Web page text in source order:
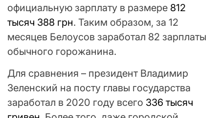
официальную зарплату в размере 812
тысяч 388 грн. Таким образом, за 12
месяцев Белоусов заработал 82 зарплаты
обычного горожанина.
Для сравнения – президент Владимир
Зеленский на посту главы государства
заработал в 2020 году всего 336 тысяч